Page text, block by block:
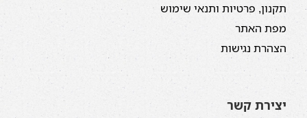
תקנון, פרטיות ותנאי שימוש
מפת האתר
הצהרת נגישות
יצירת קשר